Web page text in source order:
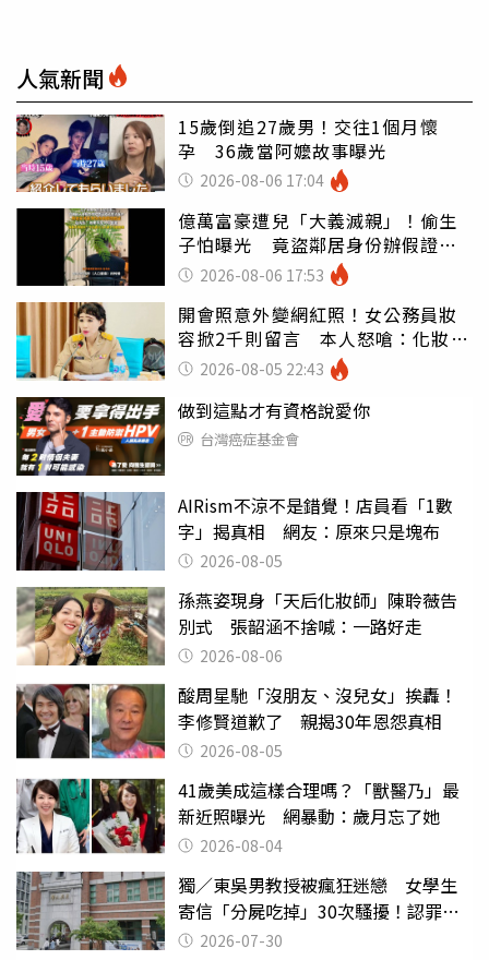
人氣新聞
15歲倒追27歲男！交往1個月懷
孕 36歲當阿嬤故事曝光
2026-08-06 17:04
億萬富豪遭兒「大義滅親」！偷生
子怕曝光 竟盜鄰居身份辦假證落
戶 2026-08-06 17:53
開會照意外變網紅照！女公務員妝
容掀2千則留言 本人怒嗆：化妝有
錯嗎2026-08-05 22:43
做到這點才有資格說愛你
台灣癌症基金會
AIRism不涼不是錯覺！店員看「1數
字」揭真相 網友：原來只是塊布
2026-08-05
孫燕姿現身「天后化妝師」陳聆薇告
別式 張韶涵不捨喊：一路好走
2026-08-06
酸周星馳「沒朋友、沒兒女」挨轟！
李修賢道歉了 親揭30年恩怨真相
2026-08-05
41歲美成這樣合理嗎？「獸醫乃」最
新近照曝光 網暴動：歲月忘了她
2026-08-04
獨／東吳男教授被瘋狂迷戀 女學生
寄信「分屍吃掉」30次騷擾！認罪免
關 2026-07-30